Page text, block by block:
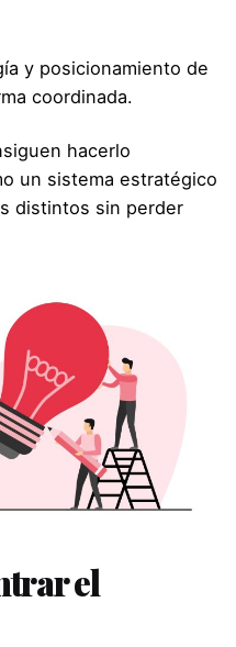
y posicionamiento de
coordinada.
hacerlo
un sistema estratégico
distintos sin perder
el